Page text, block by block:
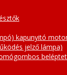
kapunyitó
jelző lámpa)